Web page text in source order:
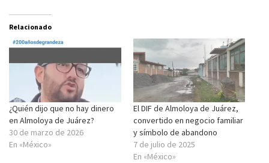
Relacionado
¿Quién dijo que no hay dinero
en Almoloya de Juárez?
30 de marzo de 2026
En «México»
El DIF de Almoloya de Juárez,
convertido en negocio familiar
y símbolo de abandono
7 de julio de 2025
En «México»